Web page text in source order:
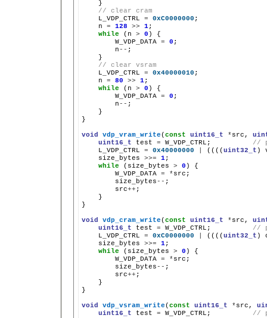
// clear cram
L_VDP_CTRL
= 0xC0000000
n
= 128 >> 1
while
(n > 0 )
W_VDP_DATA
= 0
n--
// clear vsram
L_VDP_CTRL
= 0x40000010
n
= 80 >> 1
while
(n > 0 )
W_VDP_DATA
= 0
n--
}
}
void vdp_vram_write( const uint16_t *src,
uint16_t
test = W_VDP_CTRL;
//
L_VDP_CTRL
= 0x40000000 (((( uint32_t )
size_bytes
>>= 1
while
(size_bytes > 0 )
W_VDP_DATA
= *
size_bytes--
src++
}
}
void vdp_cram_write( const uint16_t *src,
uint16_t
test = W_VDP_CTRL;
//
L_VDP_CTRL
= 0xC0000000 (((( uint32_t )
size_bytes
>>= 1
while
(size_bytes > 0 )
W_VDP_DATA
= *
size_bytes--
src++
}
}
void vdp_vsram_write( const uint16_t *src,
uint16_t
test = W_VDP_CTRL;
//